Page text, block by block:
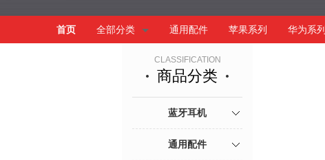
首页 全部分类 通用配件 苹果系列 华为系列
CLASSIFICATION
商品分类
蓝牙耳机
通用配件